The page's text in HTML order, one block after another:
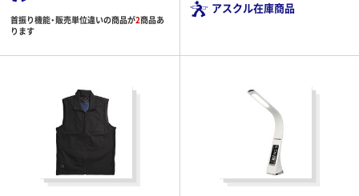
首振り機能・販売単位違いの商品が2商品あ
ります
アスクル在庫商品